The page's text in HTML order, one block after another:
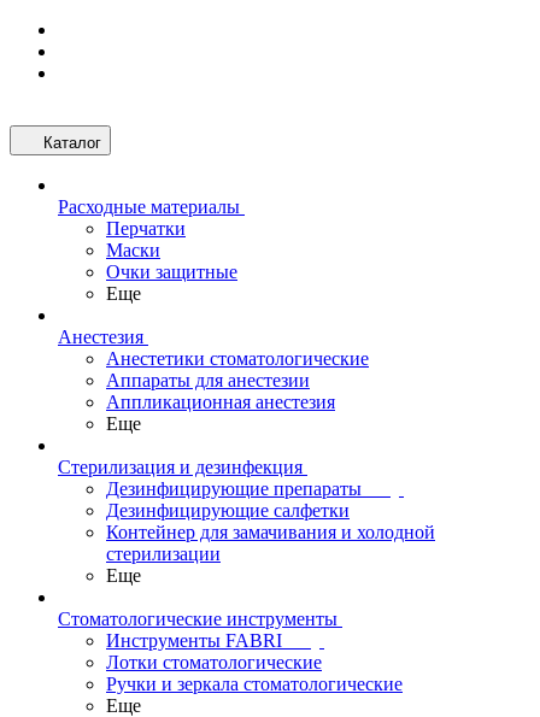
Каталог
Расходные материалы
Перчатки
Маски
Очки защитные
Еще
Анестезия
Анестетики стоматологические
Аппараты для анестезии
Аппликационная анестезия
Еще
Стерилизация и дезинфекция
Дезинфицирующие препараты
Дезинфицирующие салфетки
Контейнер для замачивания и холодной
стерилизации
Еще
Стоматологические инструменты
Инструменты FABRI
Лотки стоматологические
Ручки и зеркала стоматологические
Еще